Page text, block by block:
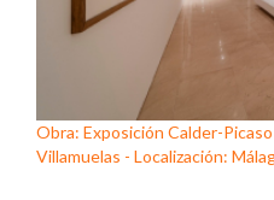
Obra: Exposición Calder-
Villamuelas - Localización: